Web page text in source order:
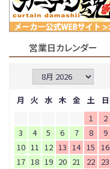
営業日カレンダー
月 火 水 木 金 土
日
1
2
3
4 5 6 7 8
9
10 11 12 13 14 15
16
17 18 19 20 21 22 23